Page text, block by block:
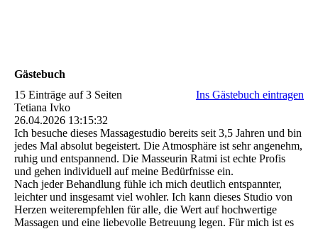
Gästebuch
15 Einträge auf 3 Seiten
Ins Gästebuch eintragen
Tetiana Ivko
26.04.2026 13:15:32
Ich besuche dieses Massagestudio bereits seit 3,5 Jahren und bin
jedes Mal absolut begeistert. Die Atmosphäre ist sehr angenehm,
ruhig und entspannend. Die Masseurin Ratmi ist echte Profis
und gehen individuell auf meine Bedürfnisse ein.
Nach jeder Behandlung fühle ich mich deutlich entspannter,
leichter und insgesamt viel wohler. Ich kann dieses Studio von
Herzen weiterempfehlen für alle, die Wert auf hochwertige
Massagen und eine liebevolle Betreuung legen. Für mich ist es